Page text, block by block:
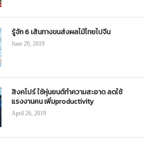
รู้จัก 6 เส้นทางขนส่งผลไม้ไทยไปจีน
June 20, 2019
สิงคโปร์ ใช้หุ่นยนต์ทำความสะอาด ลดใช้
แรงงานคน เพิ่มproductivity
April 26, 2019